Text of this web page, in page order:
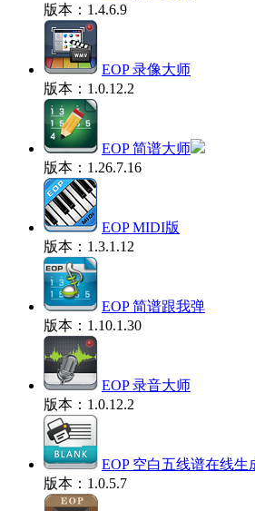
版本：1.4.6.9
EOP 录像大师
版本：1.0.12.2
EOP 简谱大师
版本：1.26.7.16
EOP MIDI版
版本：1.3.1.12
EOP 简谱跟我弹
版本：1.10.1.30
EOP 录音大师
版本：1.0.12.2
EOP 空白五线谱在线生
版本：1.0.5.7